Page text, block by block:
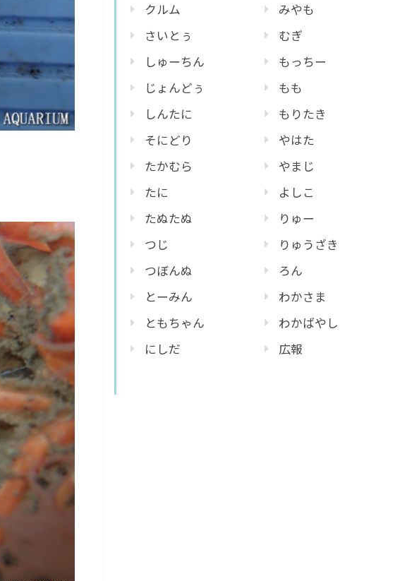
クルム
さいとぅ
しゅーちん
じょんどぅ
しんたに
そにどり
たかむら
たに
たぬたぬ
つじ
つぼんぬ
とーみん
ともちゃん
にしだ
みやも
むぎ
もっちー
もも
もりたき
やはた
やまじ
よしこ
りゅー
りゅうざき
ろん
わかさま
わかばやし
広報